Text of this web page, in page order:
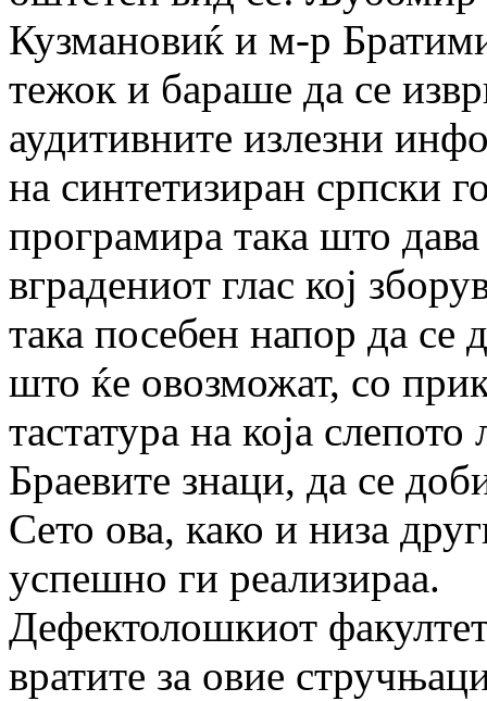
Кузмановиќ и м-р
тежок и бараше да се
аудитивните излезни
на синтетизиран српски
програмира така што
вградениот глас кој
така посебен напор да се
што ќе овозможат, со
тастатура на која
Браевите знаци, да се
Сето ова, како и низа
успешно ги реализираа.
Дефектолошкиот
вратите за овие